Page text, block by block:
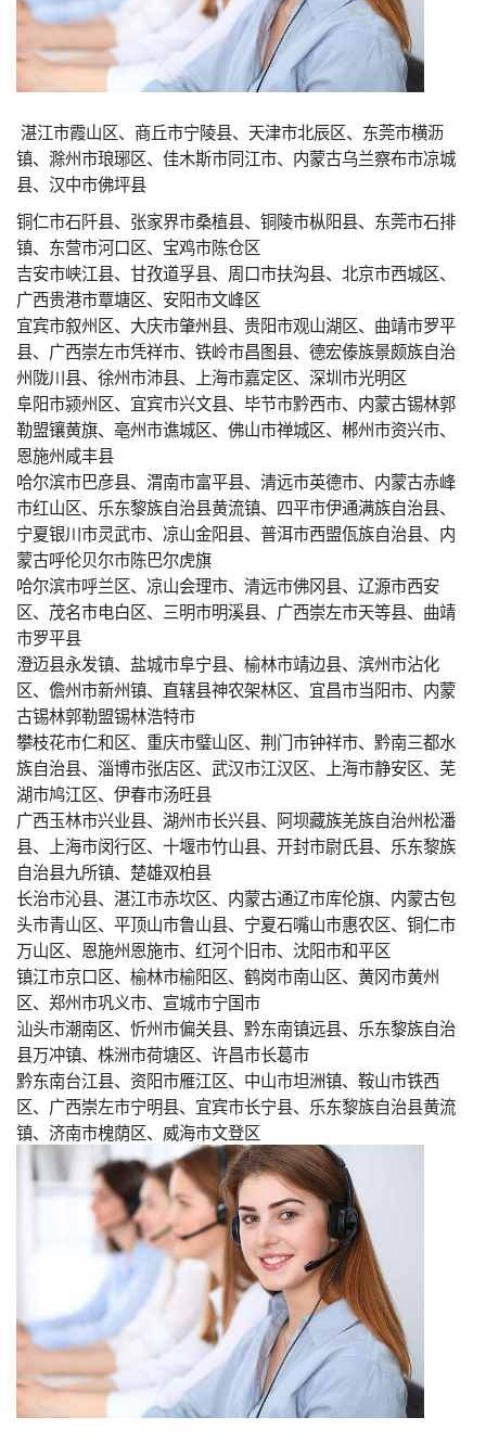
湛江市霞山区、商丘市宁陵县、天津市北辰区、东莞市横沥
镇、滁州市琅琊区、佳木斯市同江市、内蒙古乌兰察布市凉城
县、汉中市佛坪县
铜仁市石阡县、张家界市桑植县、铜陵市枞阳县、东莞市石排
镇、东营市河口区、宝鸡市陈仓区
吉安市峡江县、甘孜道孚县、周口市扶沟县、北京市西城区、
广西贵港市覃塘区、安阳市文峰区
宜宾市叙州区、大庆市肇州县、贵阳市观山湖区、曲靖市罗平
县、广西崇左市凭祥市、铁岭市昌图县、德宏傣族景颇族自治
州陇川县、徐州市沛县、上海市嘉定区、深圳市光明区
阜阳市颍州区、宜宾市兴文县、毕节市黔西市、内蒙古锡林郭
勒盟镶黄旗、亳州市谯城区、佛山市禅城区、郴州市资兴市、
恩施州咸丰县
哈尔滨市巴彦县、渭南市富平县、清远市英德市、内蒙古赤峰
市红山区、乐东黎族自治县黄流镇、四平市伊通满族自治县、
宁夏银川市灵武市、凉山金阳县、普洱市西盟佤族自治县、内
蒙古呼伦贝尔市陈巴尔虎旗
哈尔滨市呼兰区、凉山会理市、清远市佛冈县、辽源市西安
区、茂名市电白区、三明市明溪县、广西崇左市天等县、曲靖
市罗平县
澄迈县永发镇、盐城市阜宁县、榆林市靖边县、滨州市沾化
区、儋州市新州镇、直辖县神农架林区、宜昌市当阳市、内蒙
古锡林郭勒盟锡林浩特市
攀枝花市仁和区、重庆市璧山区、荆门市钟祥市、黔南三都水
族自治县、淄博市张店区、武汉市江汉区、上海市静安区、芜
湖市鸠江区、伊春市汤旺县
广西玉林市兴业县、湖州市长兴县、阿坝藏族羌族自治州松潘
县、上海市闵行区、十堰市竹山县、开封市尉氏县、乐东黎族
自治县九所镇、楚雄双柏县
长治市沁县、湛江市赤坎区、内蒙古通辽市库伦旗、内蒙古包
头市青山区、平顶山市鲁山县、宁夏石嘴山市惠农区、铜仁市
万山区、恩施州恩施市、红河个旧市、沈阳市和平区
镇江市京口区、榆林市榆阳区、鹤岗市南山区、黄冈市黄州
区、郑州市巩义市、宣城市宁国市
汕头市潮南区、忻州市偏关县、黔东南镇远县、乐东黎族自治
县万冲镇、株洲市荷塘区、许昌市长葛市
黔东南台江县、资阳市雁江区、中山市坦洲镇、鞍山市铁西
区、广西崇左市宁明县、宜宾市长宁县、乐东黎族自治县黄流
镇、济南市槐荫区、威海市文登区